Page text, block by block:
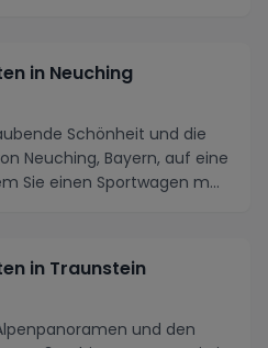
in Neuching
Schönheit und die
Neuching, Bayern, auf eine
Sie einen Sportwagen m...
in Traunstein
und den